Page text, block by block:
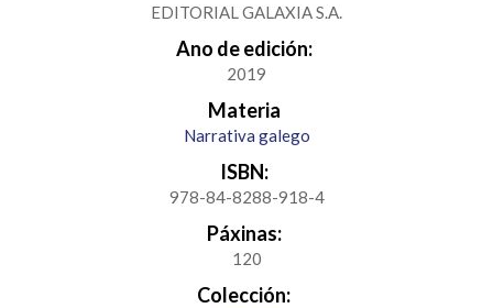
EDITORIAL GALAXIA S.A.
Ano de edición:
2019
Materia
Narrativa galego
ISBN:
978-84-8288-918-4
Páxinas:
120
Colección: